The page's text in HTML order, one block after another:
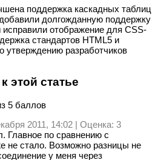
поддержка каскадных таблиц
долгожданную поддержку
отображение для CSS-
стандартов HTML5 и
утверждению разработчиков
этой статье
5 баллов
2011, 14:02 | Оценка: 3
Главное по сравнению с
не стало. Возможно разницы не
у меня через